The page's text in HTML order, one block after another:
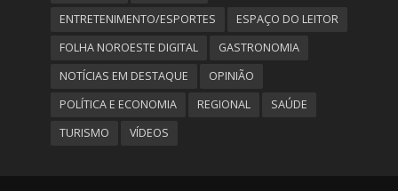
ENTRETENIMENTO/ESPORTES
ESPAÇO DO LEITOR
FOLHA NOROESTE DIGITAL
GASTRONOMIA
NOTÍCIAS EM DESTAQUE
OPINIÃO
POLÍTICA E ECONOMIA
REGIONAL
SAÚDE
TURISMO
VÍDEOS